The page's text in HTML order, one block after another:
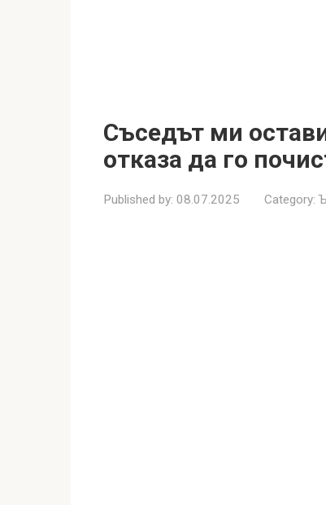
Съседът ми
отказа да го
Published by: 08.07.2025 Category: